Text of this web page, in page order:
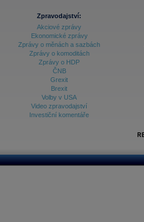
Cenový kalkulátor
Ceny průmyslových výrobců - Data a prognózy
Ceny průmyslových výrobců - Graf (ČR)
Ceny průmyslových výrobců - Kalendář (ČR)
Ceny průmyslových výrobců - Zpravodajství
CORPORATE WEB SOLUTION
Databanka - Akcie
Databanka - Indexy
Zpravodajství:
Akciové zprávy
Ekonomické zprávy
Zprávy o měnách a sazbách
Zprávy o komoditách
Zprávy o HDP
ČNB
Grexit
Brexit
Volby v USA
Video zpravodajství
Investiční komentáře